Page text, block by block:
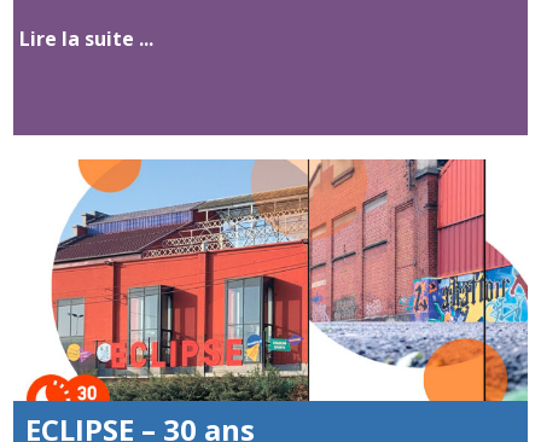
Lire la suite ...
ECLIPSE – 30 ans